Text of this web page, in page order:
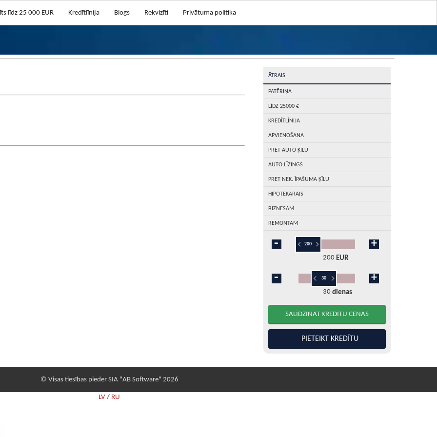
līdz 25 000 EUR Kredītlīnija Blogs Rekvizīti Privātuma politika
ĀTRAIS
PATĒRIŅA
LĪDZ 25000 €
KREDĪTLĪNIJA
APVIENOŠANA
PRET AUTO ĶĪLU
AUTO LĪZINGS
PRET NEK. ĪPAŠUMA ĶĪLU
HIPOTEKĀRAIS
BIZNESAM
REMONTAM
200
EUR
30
dienas
51015202530456090120180360
PIETEIKT KREDĪTU
© Visas tiesības pieder SIA "AB Software" 2026
LV / RU